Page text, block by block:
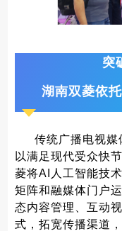
突
湖南双菱依
传统广播电视
以满足现代受众快
菱将AI人工智能技
矩阵和融媒体门户
态内容管理、互动
式，拓宽传播渠道